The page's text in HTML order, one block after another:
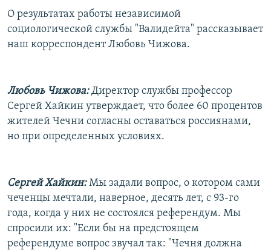
О результатах работы независимой
социологической службы "Валидейта" рассказывает
наш корреспондент Любовь Чижова.
Любовь Чижова:Директор службы профессор
Сергей Хайкин утверждает, что более 60 процентов
жителей Чечни согласны оставаться россиянами,
но при определенных условиях.
Сергей Хайкин:Мы задали вопрос, о котором сами
чеченцы мечтали, наверное, десять лет, с 93-го
года, когда у них не состоялся референдум. Мы
спросили их: "Если бы на предстоящем
референдуме вопрос звучал так: "Чечня должна